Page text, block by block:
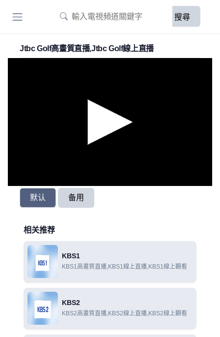
搜尋
Jtbc Golf高畫質直播,Jtbc Golf線上直播
默认 备用
相关推荐
KBS1
KBS1高畫質直播,KBS1線上直播,KBS1線上觀看
KBS2
KBS2高畫質直播,KBS2線上直播,KBS2線上觀看